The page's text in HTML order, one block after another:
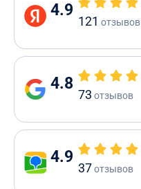
4.9
121 отзывов
4.8
73 отзывов
4.9
37отзывов